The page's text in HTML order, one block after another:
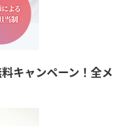
キャンペーン！全メ